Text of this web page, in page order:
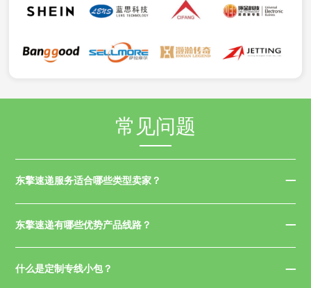
常见问题
东擎速递服务适合哪些类型卖家？
东擎速递有哪些优势产品线路？
什么是定制专线小包？